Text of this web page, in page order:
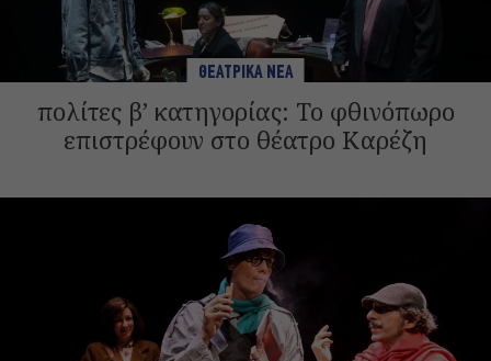
ΘΕΑΤΡΙΚΑ ΝΕΑ
πολίτες β’ κατηγορίας: Το φθινόπωρο
επιστρέφουν στο θέατρο Καρέζη